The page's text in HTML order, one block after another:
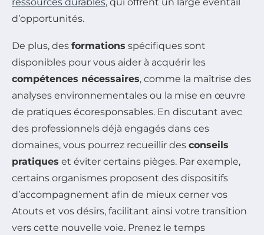
d’opportunités.
De plus, des formations spécifiques sont
disponibles pour vous aider à acquérir les
compétences nécessaires, comme la maîtrise des
analyses environnementales ou la mise en œuvre
de pratiques écoresponsables. En discutant avec
des professionnels déjà engagés dans ces
domaines, vous pourrez recueillir des conseils
pratiques et éviter certains pièges. Par exemple,
certains organismes proposent des dispositifs
d’accompagnement afin de mieux cerner vos
Atouts et vos désirs, facilitant ainsi votre transition
vers cette nouvelle voie. Prenez le temps